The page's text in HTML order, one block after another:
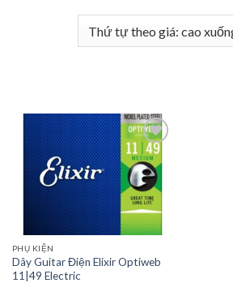
Add to
Wishlist
PHỤ KIỆN
Dây Guitar Điện Elixir Optiweb
11|49 Electric